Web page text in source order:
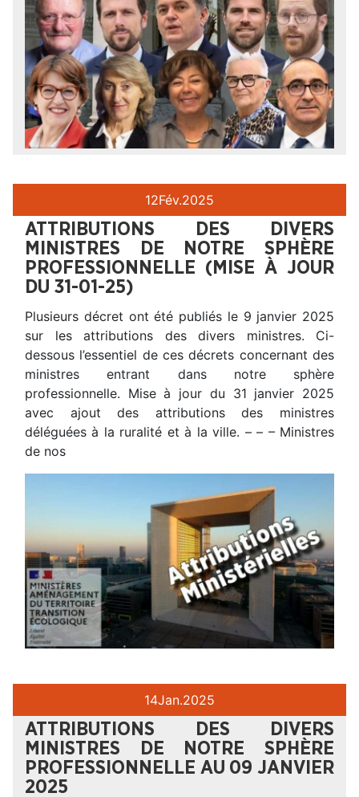
12Fév.2025
ATTRIBUTIONS DES DIVERS
MINISTRES DE NOTRE SPHÈRE
PROFESSIONNELLE (MISE À JOUR
DU 31-01-25)
Plusieurs décret ont été publiés le 9 janvier 2025
sur les attributions des divers ministres. Ci-
dessous l’essentiel de ces décrets concernant des
ministres entrant dans notre sphère
professionnelle. Mise à jour du 31 janvier 2025
avec ajout des attributions des ministres
déléguées à la ruralité et à la ville. – – – Ministres
de nos
14Jan.2025
ATTRIBUTIONS DES DIVERS
MINISTRES DE NOTRE SPHÈRE
PROFESSIONNELLE AU 09 JANVIER
2025